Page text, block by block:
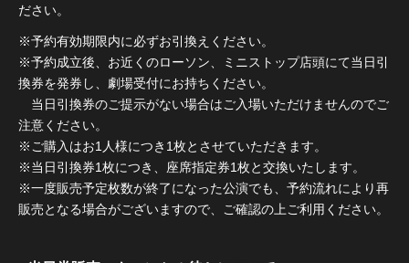
ださい。
※予約有効期限内に必ずお引換えください。
※予約成立後、お近くのローソン、ミニストップ店頭にて当日引
換券を発券し、劇場受付にお持ちください。
当日引換券のご提示がない場合はご入場いただけませんのでご
注意ください。
※ご購入はお1人様につき1枚とさせていただきます。
※当日引換券1枚につき、座席指定券1枚と交換いたします。
※一度販売予定枚数が終了になった公演でも、予約流れにより再
販売となる場合がございますので、ご確認の上ご利用ください。